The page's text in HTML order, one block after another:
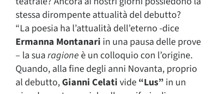
stessa dirompente attualità del debutto?
“La poesia ha l’attualità dell’eterno -dice
Ermanna Montanari in una pausa delle prove
– la suaragione è un colloquio con l’origine.
Quando, alla fine degli anni Novanta, proprio
al debutto, Gianni Celativide“Lus” in un